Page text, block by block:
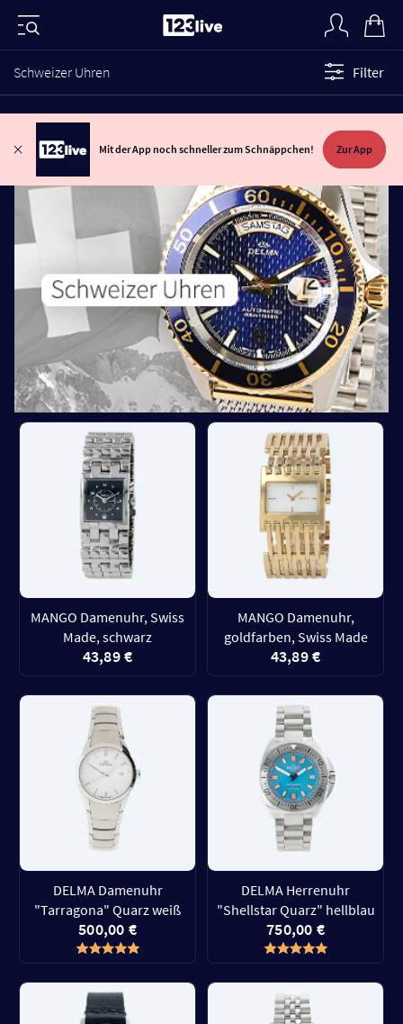
Schweizer Uhren Filter
Mit der App noch schneller zum Schnäppchen! Zur App
MANGO Damenuhr, Swiss
Made, schwarz
43,89 €
MANGO Damenuhr,
goldfarben, Swiss Made
43,89 €
DELMA Damenuhr
"Tarragona" Quarz weiß
500,00 €
DELMA Herrenuhr
"Shellstar Quarz" hellblau
750,00 €